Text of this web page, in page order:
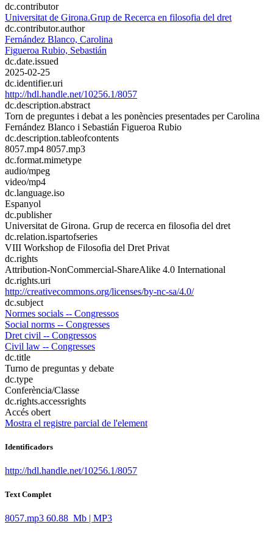
dc.contributor
Universitat de Girona.Grup de Recerca en filosofia del dret
dc.contributor.author
Fernández Blanco, Carolina
Figueroa Rubio, Sebastián
dc.date.issued
2025-02-25
dc.identifier.uri
http://hdl.handle.net/10256.1/8057
dc.description.abstract
Torn de preguntes i debat a les ponències presentades per Carolina
Fernández Blanco i Sebastián Figueroa Rubio
dc.description.tableofcontents
8057.mp4 8057.mp3
dc.format.mimetype
audio/mpeg
video/mp4
dc.language.iso
Espanyol
dc.publisher
Universitat de Girona. Grup de recerca en filosofia del dret
dc.relation.ispartofseries
VIII Workshop de Filosofia del Dret Privat
dc.rights
Attribution-NonCommercial-ShareAlike 4.0 International
dc.rights.uri
http://creativecommons.org/licenses/by-nc-sa/4.0/
dc.subject
Normes socials -- Congressos
Social norms -- Congresses
Dret civil -- Congressos
Civil law -- Congresses
dc.title
Turno de preguntas y debate
dc.type
Conferència/Classe
dc.rights.accessrights
Accés obert
Mostra el registre parcial de l'element
Identificadors
http://hdl.handle.net/10256.1/8057
Text Complet
8057.mp3 60.88 Mb | MP3